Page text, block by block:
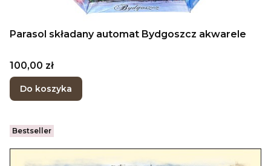
Parasol składany automat Bydgoszcz akwarele
Cena
100,00 zł
Do koszyka
Bestseller